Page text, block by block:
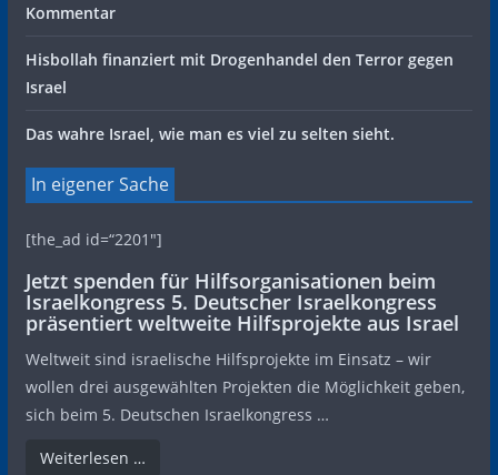
Kommentar
Hisbollah finanziert mit Drogenhandel den Terror gegen
Israel
Das wahre Israel, wie man es viel zu selten sieht.
In eigener Sache
[the_ad id=“2201″]
Jetzt spenden für Hilfsorganisationen beim
Israelkongress 5. Deutscher Israelkongress
präsentiert weltweite Hilfsprojekte aus Israel
Weltweit sind israelische Hilfsprojekte im Einsatz – wir
wollen drei ausgewählten Projekten die Möglichkeit geben,
sich beim 5. Deutschen Israelkongress …
Weiterlesen …